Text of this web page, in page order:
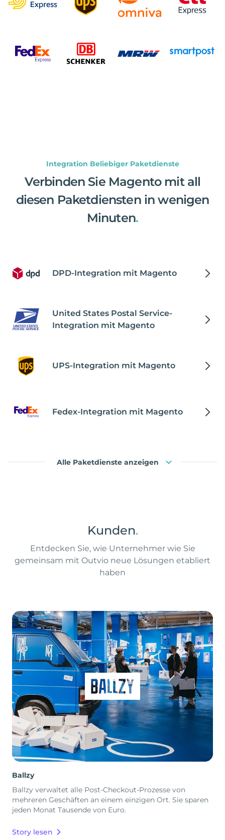
Integration Beliebiger Paketdienste
Verbinden Sie Magento mit all
diesen Paketdiensten in wenigen
Minuten.
DPD-Integration mit Magento
United States Postal Service-
Integration mit Magento
UPS-Integration mit Magento
Fedex-Integration mit Magento
Alle Paketdienste anzeigen
Kunden.
Entdecken Sie, wie Unternehmer wie Sie
gemeinsam mit Outvio neue Lösungen etabliert
haben
Ballzy
Ballzy verwaltet alle Post-Checkout-Prozesse von
mehreren Geschäften an einem einzigen Ort. Sie sparen
jeden Monat Tausende von Euro.
Story lesen